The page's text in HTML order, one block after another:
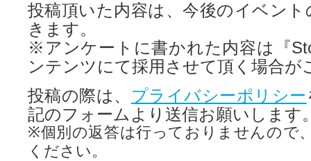
投稿頂いた内容は、今後のイベン
きます。
※アンケートに書かれた内容は『
ンテンツにて採用させて頂く場合が
投稿の際は、 プライバシーポリシー
記のフォームより送信お願いします
※個別の返答は行っておりませんので
ください。